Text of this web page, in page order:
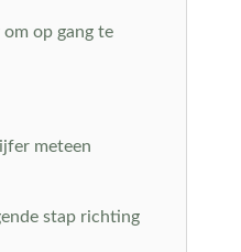
op gang te
meteen
stap richting